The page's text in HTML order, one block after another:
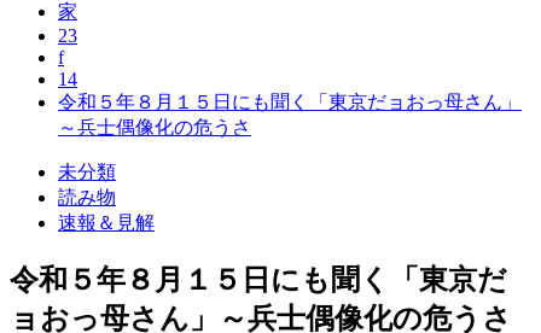
家
23
f
14
令和５年８月１５日にも聞く「東京だョおっ母さん」
～兵士偶像化の危うさ
未分類
読み物
速報＆見解
令和５年８月１５日にも聞く「東京だ
ョおっ母さん」～兵士偶像化の危うさ